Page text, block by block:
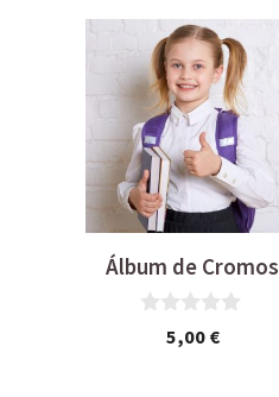
Álbum de Cromos
5,00 €